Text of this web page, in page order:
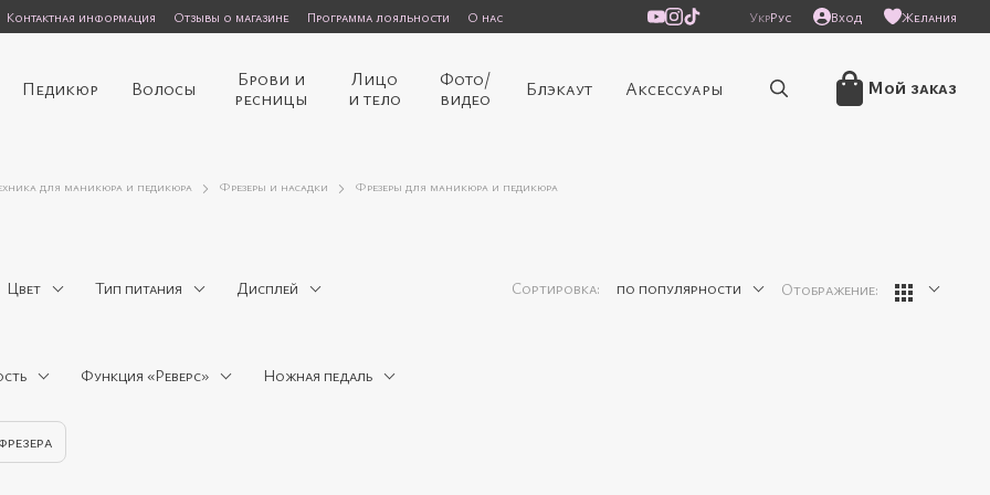
Контактная информация Отзывы о магазине Программа лояльности
О нас
УкрРус Вход Желания
Педикюр Волосы
Брови и
ресницы
Лицо
и тело
Фото/
видео
Блэкаут Аксессуары Мой заказ
для маникюра и педикюра Фрезеры и насадки Фрезеры для маникюра и педикюра
Цвет Тип питания Дисплей
Функция «Реверс» Ножная педаль
Сортировка: по популярности Отображение: